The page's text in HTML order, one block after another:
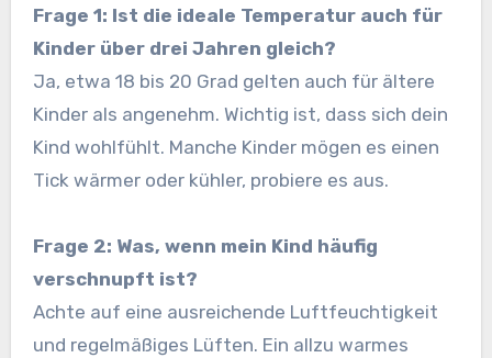
Frage 1: Ist die ideale Temperatur auch für
Kinder über drei Jahren gleich?
Ja, etwa 18 bis 20 Grad gelten auch für ältere
Kinder als angenehm. Wichtig ist, dass sich dein
Kind wohlfühlt. Manche Kinder mögen es einen
Tick wärmer oder kühler, probiere es aus.
Frage 2: Was, wenn mein Kind häufig
verschnupft ist?
Achte auf eine ausreichende Luftfeuchtigkeit
und regelmäßiges Lüften. Ein allzu warmes